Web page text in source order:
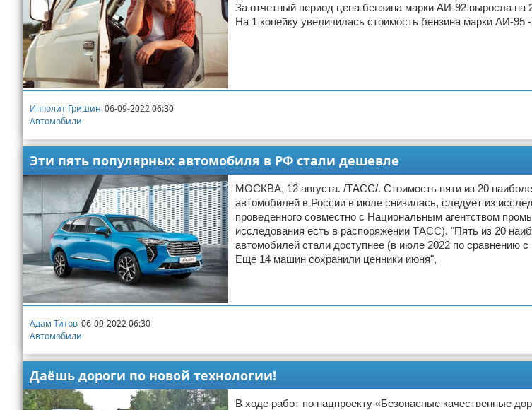
За отчетный период цена бензина марки АИ-92 выросла на
На 1 копейку увеличилась стоимость бензина марки АИ-95
Ипполит Гришин 06-09-2022 06:30
Автомобили
Эти пять популярных автомобиля в РФ стали дешевле
МОСКВА, 12 августа. /ТАСС/. Стоимость пяти из 20
автомобилей в России в июле снизилась, следует из
проведенного совместно с Национальным агентством
исследования есть в распоряжении ТАСС). "Пять из 20
автомобилей стали доступнее (в июле 2022 по
Еще 14 машин сохранили ценники июня",
Адам Титов 06-09-2022 06:30
Автомобили
Даёшь дороги по новой технологии!
В ходе работ по нацпроекту «Безопасные качественные